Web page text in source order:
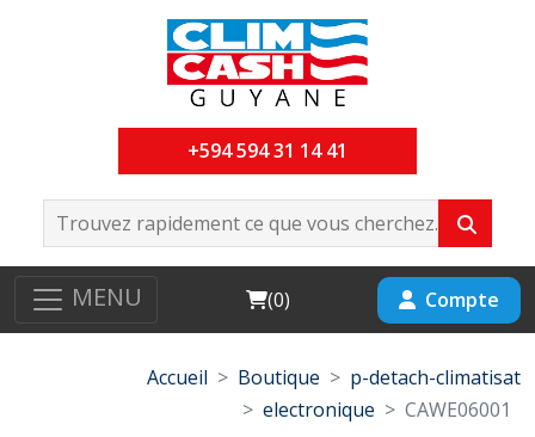
+594 594 31 14 41
MENU Cart
(0) Compte
Accueil Boutique
p-detach-climatisat
electronique
CAWE06001